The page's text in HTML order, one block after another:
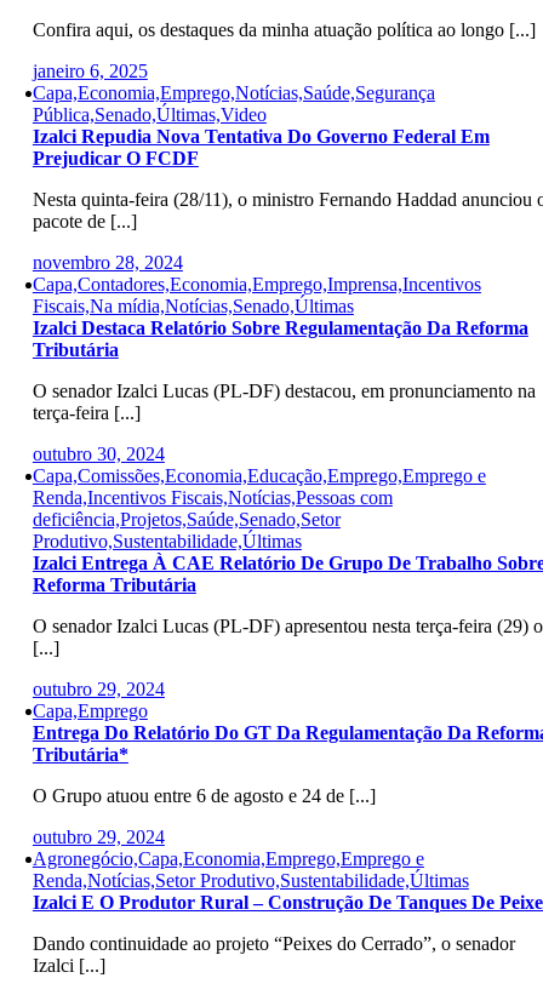
Confira aqui, os destaques da minha atuação política ao longo [...]
janeiro 6, 2025
Capa,Economia,Emprego,Notícias,Saúde,Segurança
Pública,Senado,Últimas,Video
Izalci Repudia Nova Tentativa Do Governo Federal Em
Prejudicar O FCDF
Nesta quinta-feira (28/11), o ministro Fernando Haddad anunciou
pacote de [...]
novembro 28, 2024
Capa,Contadores,Economia,Emprego,Imprensa,Incentivos
Fiscais,Na mídia,Notícias,Senado,Últimas
Izalci Destaca Relatório Sobre Regulamentação Da Reforma
Tributária
O senador Izalci Lucas (PL-DF) destacou, em pronunciamento na
terça-feira [...]
outubro 30, 2024
Capa,Comissões,Economia,Educação,Emprego,Emprego e
Renda,Incentivos Fiscais,Notícias,Pessoas com
deficiência,Projetos,Saúde,Senado,Setor
Produtivo,Sustentabilidade,Últimas
Izalci Entrega À CAE Relatório De Grupo De Trabalho
Reforma Tributária
O senador Izalci Lucas (PL-DF) apresentou nesta terça-feira (29) o
[...]
outubro 29, 2024
Capa,Emprego
Entrega Do Relatório Do GT Da Regulamentação Da
Tributária*
O Grupo atuou entre 6 de agosto e 24 de [...]
outubro 29, 2024
Agronegócio,Capa,Economia,Emprego,Emprego e
Renda,Notícias,Setor Produtivo,Sustentabilidade,Últimas
Izalci E O Produtor Rural – Construção De Tanques De
Dando continuidade ao projeto “Peixes do Cerrado”, o senador
Izalci [...]